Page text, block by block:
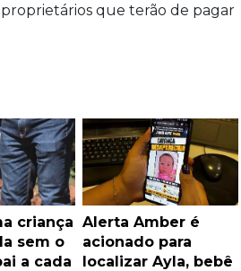
que terão de pagar
criança
sem o
a cada
Alerta Amber é
acionado para
localizar Ayla, bebê